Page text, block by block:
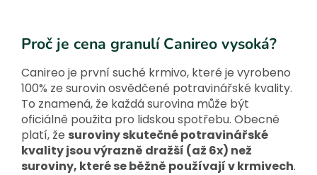
Proč je cena granulí Canireo vysoká?
Canireo je první suché krmivo, které je vyrobeno
100% ze surovin osvědčené potravinářské kvality.
To znamená, že každá surovina může být
oficiálně použita pro lidskou spotřebu. Obecně
platí, že suroviny skutečné potravinářské
kvality jsou výrazně dražší (až 6x) než
suroviny, které se běžně používají v krmivech.